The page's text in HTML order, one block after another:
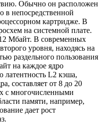
Обычно он расположен
в непосредственной
картридже. В
на системной плате.
Мбайт. В современных
уровня, находясь на
раздельного пользования
на каждое ядро
L2 кэша,
составляет от 8 до 20
с многочисленными
памяти, например,
дает рост